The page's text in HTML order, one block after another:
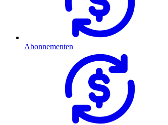
Abonnementen